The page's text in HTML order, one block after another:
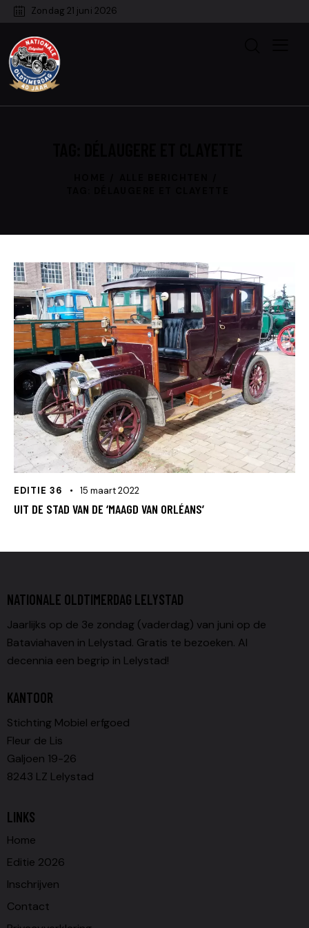
Zondag 21 juni 2026
EDITIE 36 15 maart 2022
UIT DE STAD VAN DE ‘MAAGD VAN ORLÉANS’
NATIONALE OLDTIMERDAG LELYSTAD
Jaarlijks op de 3e zondag (vaderdag) van juni op de
Bataviahaven in Lelystad. Gratis te bezoeken. Al
decennia een begrip in Lelystad!
KANTOOR
Stichting Mobiel erfgoed
Fleur de Lis
Galjoen 19-26
8243 LZ Lelystad
LINKS
Home
Editie 2026
Inschrijven
Contact